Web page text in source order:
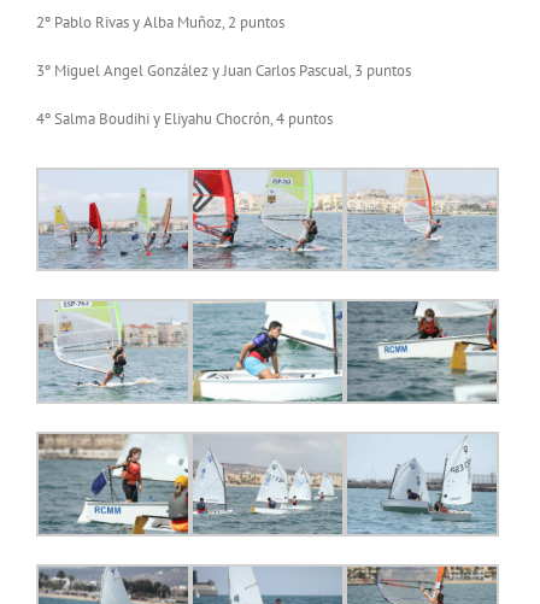
2º Pablo Rivas y Alba Muñoz, 2 puntos
3º Miguel Angel González y Juan Carlos Pascual, 3 puntos
4º Salma Boudihi y Eliyahu Chocrón, 4 puntos